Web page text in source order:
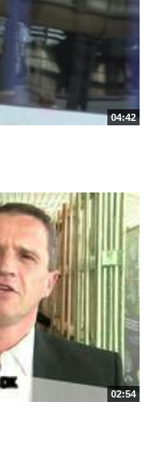
04:42
02:54